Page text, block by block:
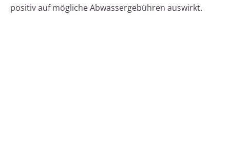
positiv auf mögliche Abwassergebühren auswirkt.